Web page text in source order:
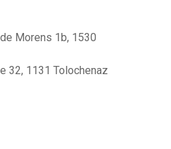
Morens 1b, 1530
32, 1131 Tolochenaz